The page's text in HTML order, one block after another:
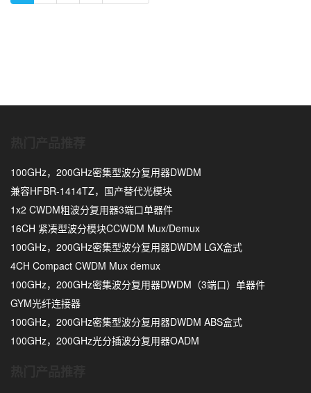
100GHz，200GHz密集型波分复用器DWDM
兼容HFBR-1414TZ，国产替代光模块
1x2 CWDM粗波分复用器3端口单器件
16CH 紧凑型波分模块CCWDM Mux/Demux
100GHz，200GHz密集型波分复用器DWDM LGX盒式
4CH Compact CWDM Mux demux
100GHz，200GHz密集波分复用器DWDM（3端口）单器件
GYM光纤连接器
100GHz，200GHz密集型波分复用器DWDM ABS盒式
100GHz，200GHz光分插波分复用器OADM